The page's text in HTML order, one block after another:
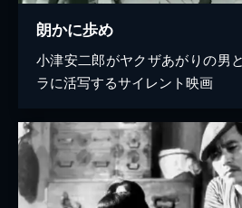
朗かに歩め
小津安二郎がヤクザあがりの男
ラに活写するサイレント映画